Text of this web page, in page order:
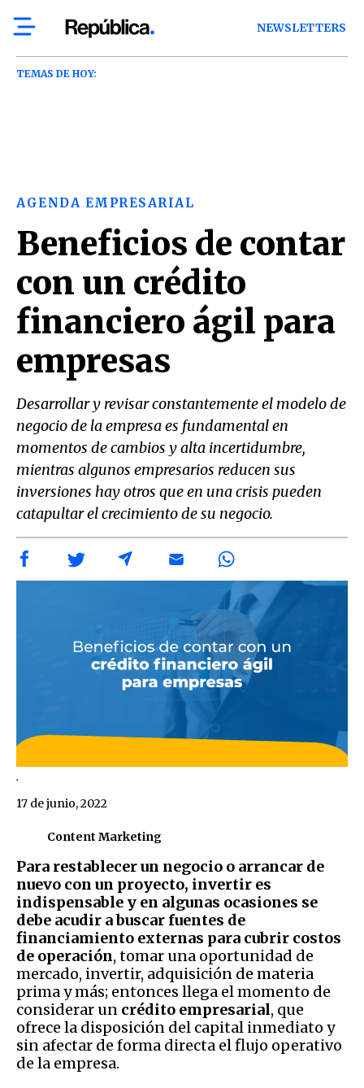
NEWSLETTERS
TEMAS DE HOY:
AGENDA EMPRESARIAL
Beneficios de contar
con un crédito
financiero ágil para
empresas
Desarrollar y revisar constantemente el modelo de
negocio de la empresa es fundamental en
momentos de cambios y alta incertidumbre,
mientras algunos empresarios reducen sus
inversiones hay otros que en una crisis pueden
catapultar el crecimiento de su negocio.
.
Content Marketing
17 de junio, 2022
Para restablecer un negocio o arrancar de
nuevo con un proyecto, invertir es
indispensable y en algunas ocasiones se
debe acudir a buscar fuentes de
financiamiento externas para cubrir costos
de operación, tomar una oportunidad de
mercado, invertir, adquisición de materia
prima y más; entonces llega el momento de
considerar un crédito empresarial, que
ofrece la disposición del capital inmediato y
sin afectar de forma directa el flujo operativo
de la empresa.